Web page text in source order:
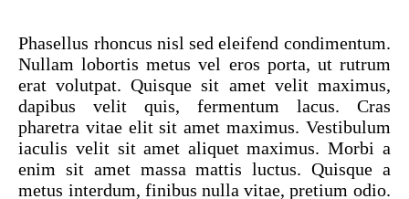
Phasellus rhoncus nisl sed eleifend condimentum.
Nullam lobortis metus vel eros porta, ut rutrum
erat volutpat. Quisque sit amet velit maximus,
dapibus velit quis, fermentum lacus. Cras
pharetra vitae elit sit amet maximus. Vestibulum
iaculis velit sit amet aliquet maximus. Morbi a
enim sit amet massa mattis luctus. Quisque a
metus interdum, finibus nulla vitae, pretium odio.